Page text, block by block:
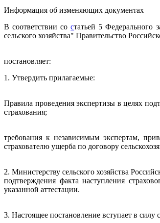
Информация об изменяющих документах
В соответствии состатьей 5 Федерального
сельского хозяйства" Правительство
постановляет:
1. Утвердить прилагаемые:
Правила проведения экспертизы в целях
страхования;
требования к независимым экспертам,
страхователю ущерба по договору
2. Министерству сельского хозяйства
подтверждения факта наступления
указанной аттестации.
3. Настоящее постановление вступает в силу